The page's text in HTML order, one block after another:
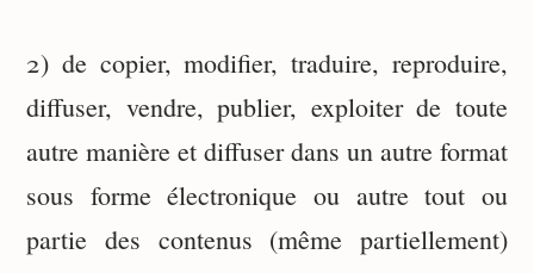
2) de copier, modifier, traduire, reproduire,
diffuser, vendre, publier, exploiter de toute
autre manière et diffuser dans un autre format
sous forme électronique ou autre tout ou
partie des contenus (même partiellement)